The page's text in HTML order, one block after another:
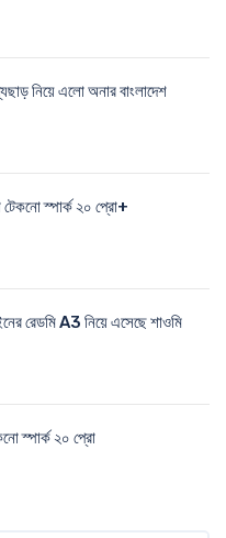
নিয়ে এলো অনার বাংলাদেশ
টেকনো স্পার্ক ২০ প্রো+
রেডমি A3 নিয়ে এসেছে শাওমি
স্পার্ক ২০ প্রো